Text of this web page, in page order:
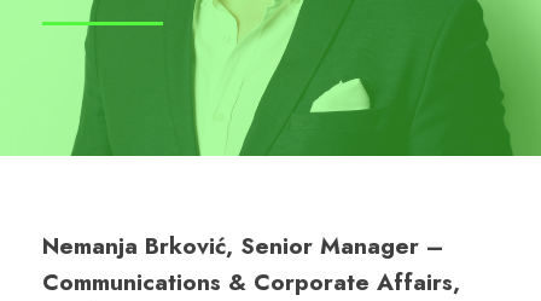
Nemanja Brković, Senior Manager –
Communications & Corporate Affairs,